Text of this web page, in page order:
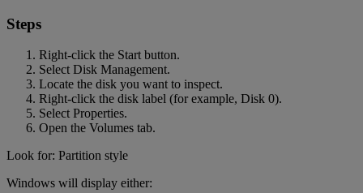
Steps
Right-click the Start button.
Select Disk Management.
Locate the disk you want to inspect.
Right-click the disk label (for example, Disk 0).
Select Properties.
Open the Volumes tab.
Look for: Partition style
Windows will display either: